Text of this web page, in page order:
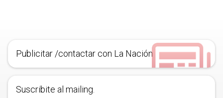
Publicitar /contactar con La Nación
Suscribite al mailing.